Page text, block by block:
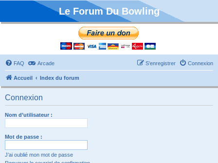
Le Forum Du Bowling
FAQ Arcade Connexion
S’enregistrer
Accueil Index du forum
Connexion
Nom d’utilisateur :
Mot de passe :
J’ai oublié mon mot de passe